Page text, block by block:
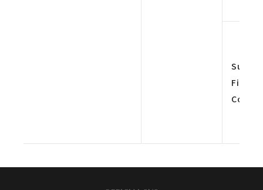
Super
Fine 4
Color